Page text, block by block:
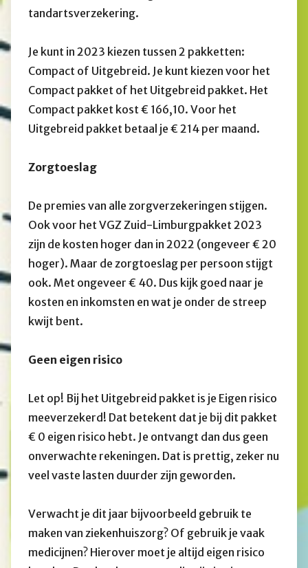
tandartsverzekering.
Je kunt in 2023 kiezen tussen 2 pakketten:
Compact of Uitgebreid. Je kunt kiezen voor het
Compact pakket of het Uitgebreid pakket. Het
Compact pakket kost € 166,10. Voor het
Uitgebreid pakket betaal je € 214 per maand.
Zorgtoeslag
De premies van alle zorgverzekeringen stijgen.
Ook voor het VGZ Zuid-Limburgpakket 2023
zijn de kosten hoger dan in 2022 (ongeveer € 20
hoger). Maar de zorgtoeslag per persoon stijgt
ook. Met ongeveer € 40. Dus kijk goed naar je
kosten en inkomsten en wat je onder de streep
kwijt bent.
Geen eigen risico
Let op! Bij het Uitgebreid pakket is je Eigen risico
meeverzekerd! Dat betekent dat je bij dit pakket
€ 0 eigen risico hebt. Je ontvangt dan dus geen
onverwachte rekeningen. Dat is prettig, zeker nu
veel vaste lasten duurder zijn geworden.
Verwacht je dit jaar bijvoorbeeld gebruik te
maken van ziekenhuiszorg? Of gebruik je vaak
medicijnen? Hierover moet je altijd eigen risico